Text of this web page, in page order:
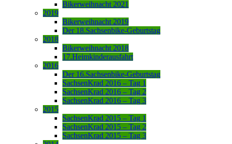
Bikerweihnacht 2021
2019
Bikerweihnacht 2019
Der 18.Sachsenbike-Geburtstag
2018
Bikerweihnacht 2018
17.Heimkinderausfahrt
2016
Der 16.Sachsenbike-Geburtstag
SachsenKrad 2016 – Tag 1
SachsenKrad 2016 – Tag 2
SachsenKrad 2016 – Tag 3
2015
SachsenKrad 2015 – Tag 1
SachsenKrad 2015 – Tag 2
SachsenKrad 2015 – Tag 3